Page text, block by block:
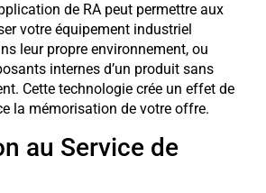
de RA peut permettre aux
votre équipement industriel
leur propre environnement, ou
internes d’un produit sans
Cette technologie crée un effet de
la mémorisation de votre offre.
au Service de